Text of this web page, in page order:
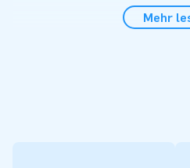
Kann in nur 10 Minuten
Mehr